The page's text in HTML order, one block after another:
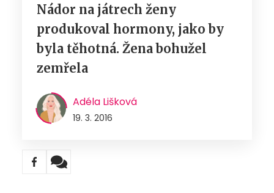
Nádor na játrech ženy
produkoval hormony, jako by
byla těhotná. Žena bohužel
zemřela
Adéla Lišková
19. 3. 2016